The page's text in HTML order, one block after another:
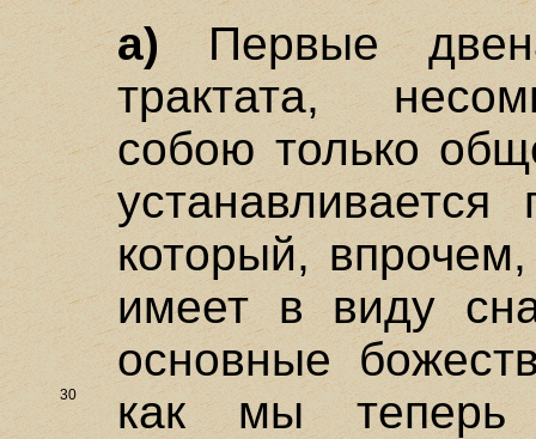
а) Первые
трактата,
собою только
который,
имеет в виду
основные
как
30
мы